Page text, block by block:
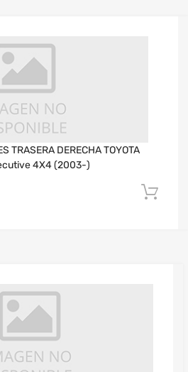
TRASERA DERECHA TOYOTA
4X4 (2003-)